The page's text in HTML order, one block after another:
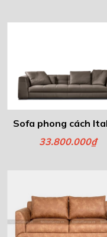
Sofa phong cách
Blazer
33.800.000₫